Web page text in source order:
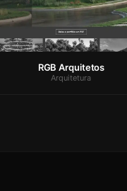
RGB Arquitetos
Arquitetura